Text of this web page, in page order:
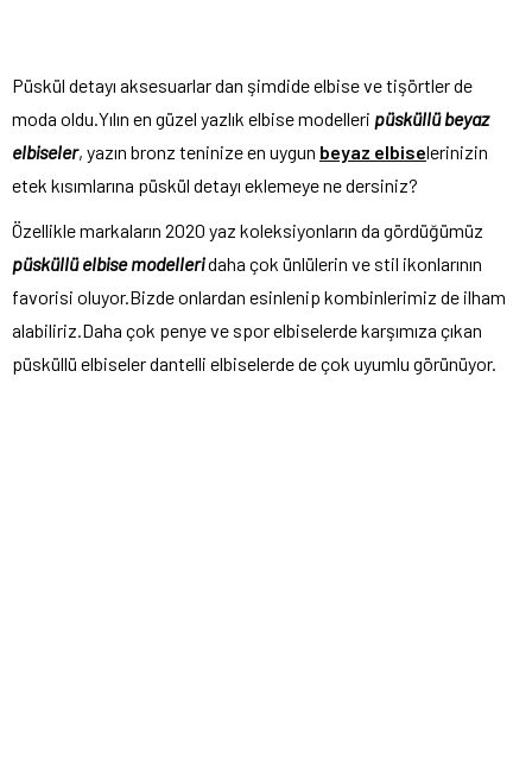
Püskül detayı aksesuarlar dan şimdide elbise ve tişörtler de
moda oldu.Yılın en güzel yazlık elbise modelleri püsküllü beyaz
elbiseler, yazın bronz teninize en uygun beyaz elbiselerinizin
etek kısımlarına püskül detayı eklemeye ne dersiniz?
Özellikle markaların 2020 yaz koleksiyonların da gördüğümüz
püsküllü elbise modelleridaha çok ünlülerin ve stil ikonlarının
favorisi oluyor.Bizde onlardan esinlenip kombinlerimiz de ilham
alabiliriz.Daha çok penye ve spor elbiselerde karşımıza çıkan
püsküllü elbiseler dantelli elbiselerde de çok uyumlu görünüyor.